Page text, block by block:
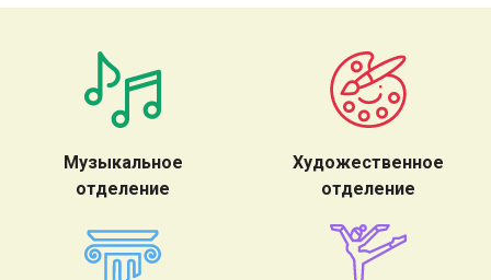
Музыкальное
отделение
Художественное
отделение